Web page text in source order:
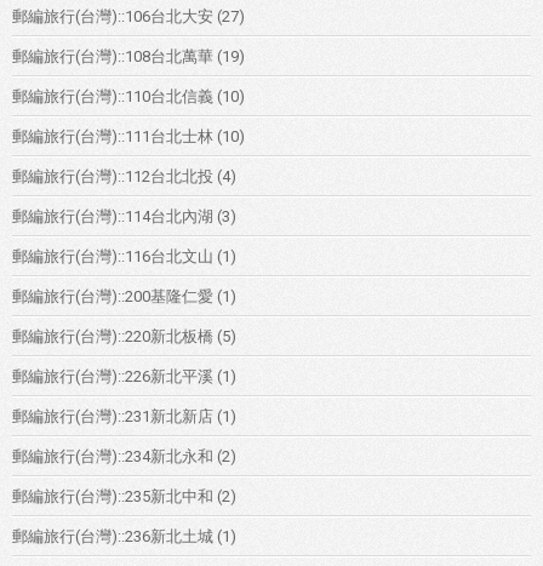
郵編旅行(台灣)::106台北大安 (27)
郵編旅行(台灣)::108台北萬華 (19)
郵編旅行(台灣)::110台北信義 (10)
郵編旅行(台灣)::111台北士林 (10)
郵編旅行(台灣)::112台北北投 (4)
郵編旅行(台灣)::114台北內湖 (3)
郵編旅行(台灣)::116台北文山 (1)
郵編旅行(台灣)::200基隆仁愛 (1)
郵編旅行(台灣)::220新北板橋 (5)
郵編旅行(台灣)::226新北平溪 (1)
郵編旅行(台灣)::231新北新店 (1)
郵編旅行(台灣)::234新北永和 (2)
郵編旅行(台灣)::235新北中和 (2)
郵編旅行(台灣)::236新北土城 (1)